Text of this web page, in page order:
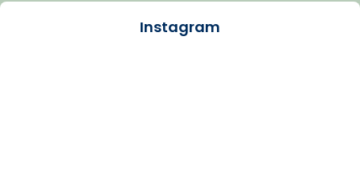
Arquebisbat de Barcelona
Instagram